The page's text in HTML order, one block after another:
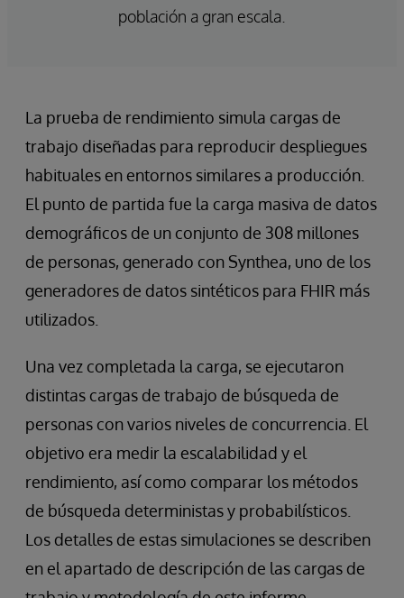
población a gran escala.
La prueba de rendimiento simula cargas de
trabajo diseñadas para reproducir despliegues
habituales en entornos similares a producción.
El punto de partida fue la carga masiva de datos
demográficos de un conjunto de 308 millones
de personas, generado con Synthea, uno de los
generadores de datos sintéticos para FHIR más
utilizados.
Una vez completada la carga, se ejecutaron
distintas cargas de trabajo de búsqueda de
personas con varios niveles de concurrencia. El
objetivo era medir la escalabilidad y el
rendimiento, así como comparar los métodos
de búsqueda deterministas y probabilísticos.
Los detalles de estas simulaciones se describen
en el apartado de descripción de las cargas de